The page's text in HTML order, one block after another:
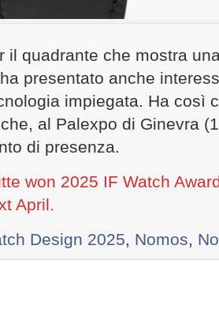
il quadrante che mostra
presentato anche
impiegata. Ha così
al Palexpo di Ginevra
di presenza.
won 2025 IF Watch
April.
Design 2025 Nomos